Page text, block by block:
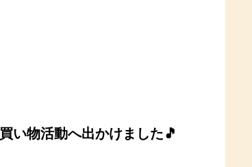
買い物活動へ出かけました🎵